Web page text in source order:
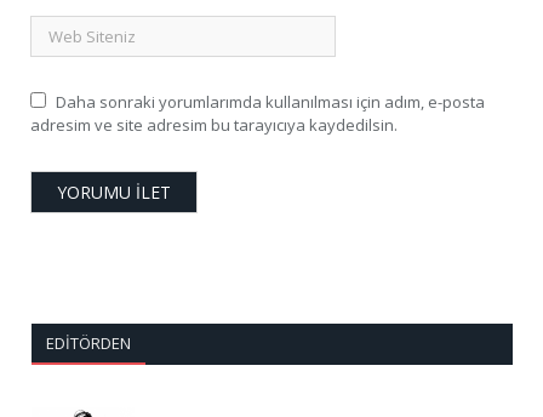
Daha sonraki yorumlarımda kullanılması için adım, e-posta
adresim ve site adresim bu tarayıcıya kaydedilsin.
EDITÖRDEN